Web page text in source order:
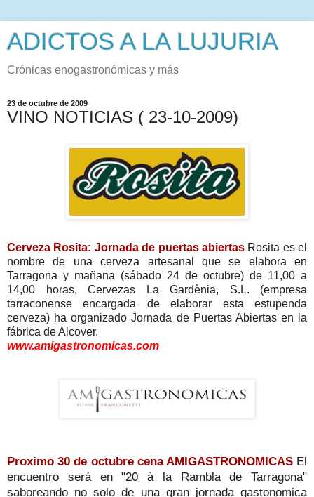
ADICTOS A LA LUJURIA
Crónicas enogastronómicas y más
23 de octubre de 2009
VINO NOTICIAS ( 23-10-2009)
Cerveza Rosita: Jornada de puertas abiertasRosita es el
nombre de una cerveza artesanal que se elabora en
Tarragona y mañana (sábado 24 de octubre) de 11,00 a
14,00 horas, Cervezas La Gardènia, S.L. (empresa
tarraconense encargada de elaborar esta estupenda
cerveza) ha organizado Jornada de Puertas Abiertas en la
fábrica de Alcover.
www.amigastronomicas.com
Proximo 30 de octubre cena AMIGASTRONOMICASEl
encuentro será en "20 à la Rambla de Tarragona"
saboreando no solo de una gran jornada gastonomica